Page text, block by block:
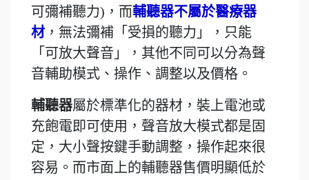
可彌補聽力)，而輔聽器不屬於醫療器
材 ，無法彌補「受損的聽力」，只能
「可放大聲音」，其他不同可以分為聲
音輔助模式、操作、調整以及價格。
輔聽器屬於標準化的器材，裝上電池或
充飽電即可使用，聲音放大模式都是固
定，大小聲按鍵手動調整，操作起來很
容易。而市面上的輔聽器售價明顯低於